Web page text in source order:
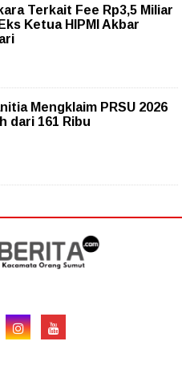
Terkait Fee Rp3,5 Miliar
Ketua HIPMI Akbar
Mengklaim PRSU 2026
dari 161 Ribu